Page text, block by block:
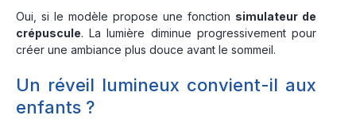
Oui, si le modèle propose une fonction simulateur de
crépuscule. La lumière diminue progressivement pour
créer une ambiance plus douce avant le sommeil.
Un réveil lumineux convient-il aux
enfants ?